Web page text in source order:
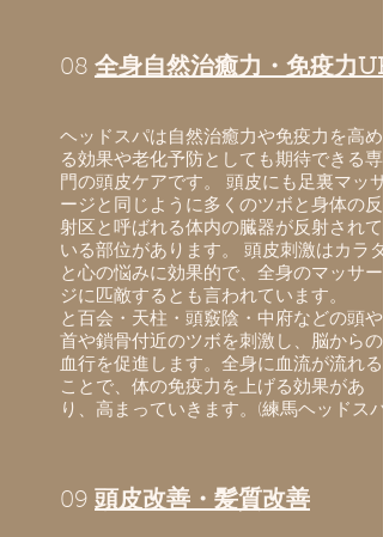
08 全身自然治癒力・免疫力UP
ヘッドスパは自然治癒力や免疫力を高め
る効果や老化予防としても期待できる専
門の頭皮ケアです。 頭皮にも足裏マッサ
ージと同じように多くのツボと身体の反
射区と呼ばれる体内の臓器が反射されて
いる部位があります。 頭皮刺激はカラダ
と心の悩みに効果的で、全身のマッサー
ジに匹敵するとも言われています。
と百会・天柱・頭竅陰・中府などの頭や
首や鎖骨付近のツボを刺激し、脳からの
血行を促進します。全身に血流が流れる
ことで、体の免疫力を上げる効果があ
り、高まっていきます。(練馬ヘッドスパ)
09 頭皮改善・髪質改善